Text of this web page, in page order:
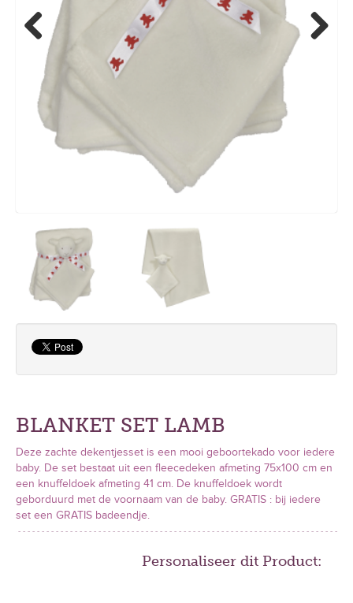
Previous
BLANKET SET LAMB
Deze zachte dekentjesset is een mooi geboortekado voor iedere
baby. De set bestaat uit een fleecedeken afmeting 75x100 cm en
een knuffeldoek afmeting 41 cm. De knuffeldoek wordt
geborduurd met de voornaam van de baby. GRATIS : bij iedere
set een GRATIS badeendje.
Personaliseer dit Product: